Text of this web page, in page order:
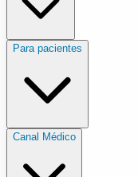
Para pacientes
Canal Médico